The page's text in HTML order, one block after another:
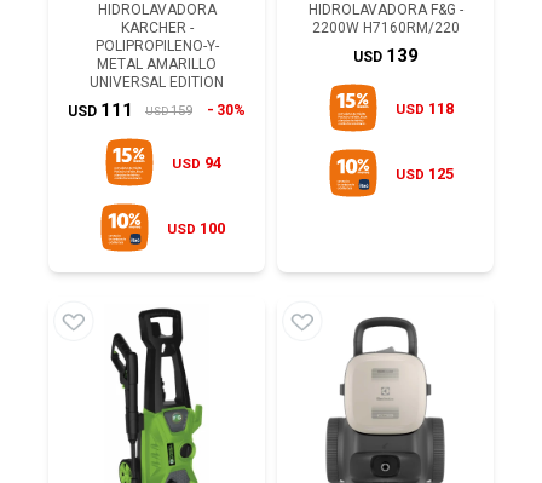
HIDROLAVADORA
KARCHER -
POLIPROPILENO-Y-
METAL AMARILLO
UNIVERSAL EDITION
USD 111 USD 159 30%
USD 94
USD 100
HIDROLAVADORA F&G -
2200W H7160RM/220
USD 139
USD 118
USD 125